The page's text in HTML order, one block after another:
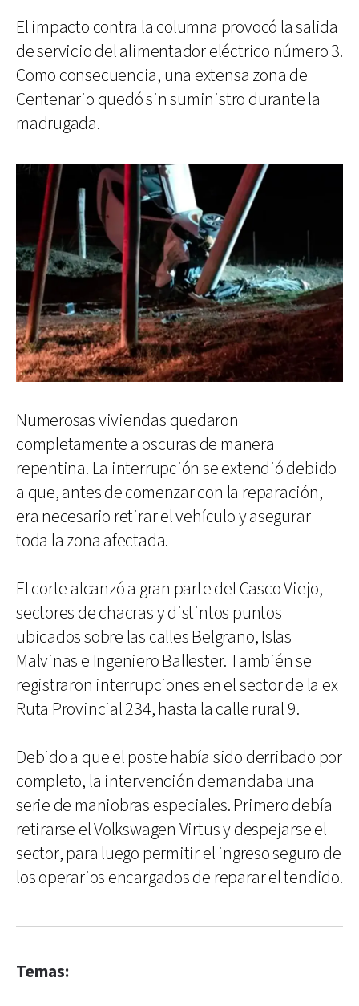
El impacto contra la columna provocó la salida
de servicio del alimentador eléctrico número 3.
Como consecuencia, una extensa zona de
Centenario quedó sin suministro durante la
madrugada.
Numerosas viviendas quedaron
completamente a oscuras de manera
repentina. La interrupción se extendió debido
a que, antes de comenzar con la reparación,
era necesario retirar el vehículo y asegurar
toda la zona afectada.
El corte alcanzó a gran parte del Casco Viejo,
sectores de chacras y distintos puntos
ubicados sobre las calles Belgrano, Islas
Malvinas e Ingeniero Ballester. También se
registraron interrupciones en el sector de la ex
Ruta Provincial 234, hasta la calle rural 9.
Debido a que el poste había sido derribado por
completo, la intervención demandaba una
serie de maniobras especiales. Primero debía
retirarse el Volkswagen Virtus y despejarse el
sector, para luego permitir el ingreso seguro de
los operarios encargados de reparar el tendido.
Temas: